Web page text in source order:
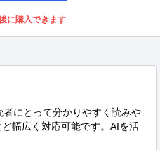
に購入できます
にとって分かりやすく読みや
幅広く対応可能です。AIを活